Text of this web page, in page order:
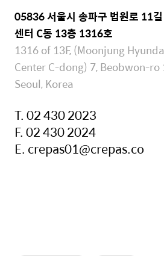
05836 서울시 송파구 법원로 11
센터 C동 13층 1316호
1316 of 13F,(Moonjung
Center C-dong) 7, Beobwon-
Seoul, Korea
T. 02 430 2023
F. 02 430 2024
E. crepas01@crepas.co